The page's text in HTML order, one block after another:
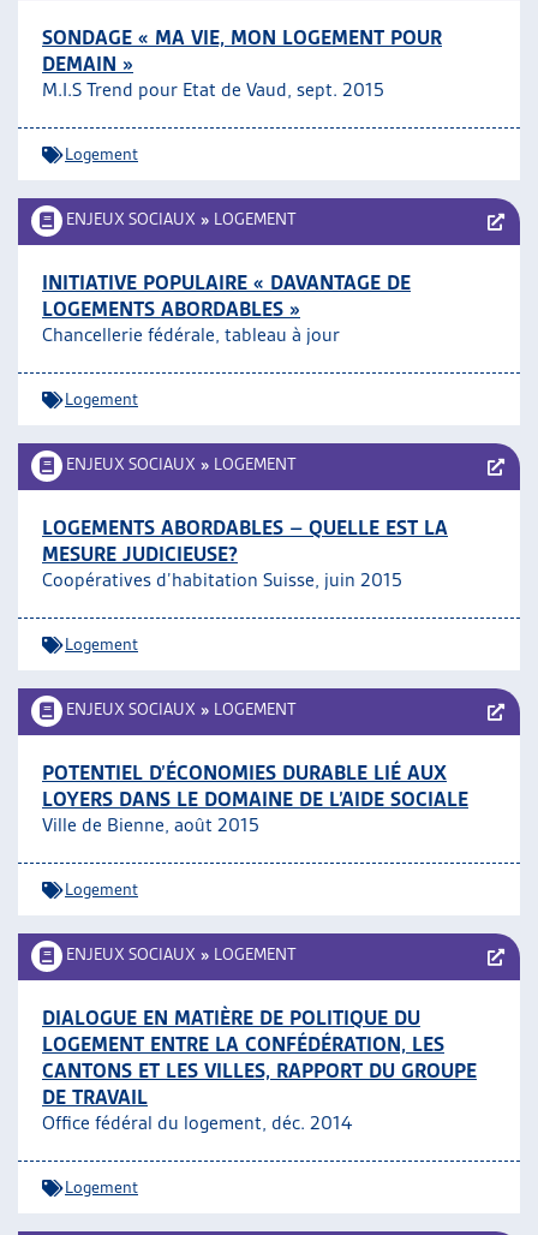
SONDAGE « MA VIE, MON LOGEMENT POUR
DEMAIN »
M.I.S Trend pour Etat de Vaud, sept. 2015
Logement
ENJEUX SOCIAUX » LOGEMENT
INITIATIVE POPULAIRE « DAVANTAGE DE
LOGEMENTS ABORDABLES »
Chancellerie fédérale, tableau à jour
Logement
ENJEUX SOCIAUX » LOGEMENT
LOGEMENTS ABORDABLES – QUELLE EST LA
MESURE JUDICIEUSE?
Coopératives d’habitation Suisse, juin 2015
Logement
ENJEUX SOCIAUX » LOGEMENT
POTENTIEL D’ÉCONOMIES DURABLE LIÉ AUX
LOYERS DANS LE DOMAINE DE L’AIDE SOCIALE
Ville de Bienne, août 2015
Logement
ENJEUX SOCIAUX » LOGEMENT
DIALOGUE EN MATIÈRE DE POLITIQUE DU
LOGEMENT ENTRE LA CONFÉDÉRATION, LES
CANTONS ET LES VILLES, RAPPORT DU GROUPE
DE TRAVAIL
Office fédéral du logement, déc. 2014
Logement